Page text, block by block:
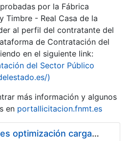
por la Fábrica
Timbre - Real Casa de la
al perfil del contratante del
de Contratación del
en el siguiente link:
del Sector Público
)
más información y algunos
en portallicitacion.fnmt.es
Pliego condiciones optimización cargas compras firmado